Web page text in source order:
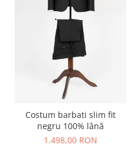
Costum barbati slim fit
negru 100% lână
1.498,00 RON